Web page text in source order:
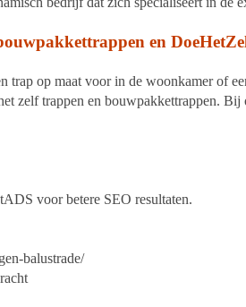
en
trap op maat voor in de woonkamer of
zelf trappen en bouwpakkettrappen. Bij
voor betere SEO resultaten.
balustrade/